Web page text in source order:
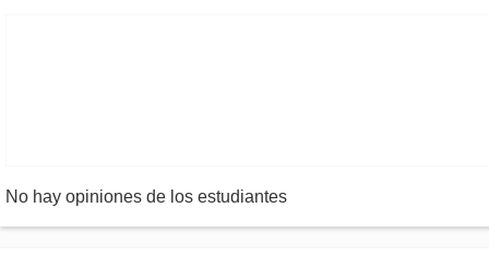
No hay opiniones de los estudiantes